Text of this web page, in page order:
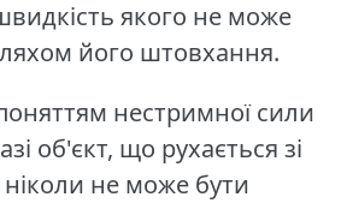
якого не може
його штовхання.
нестримної сили
об'єкт, що рухається зі
не може бути